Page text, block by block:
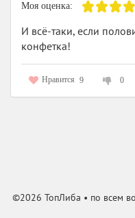
Моя оценка:
И всё-таки, если
конфетка!
Нравится 9 0
©2026 ТопЛиба • по всем